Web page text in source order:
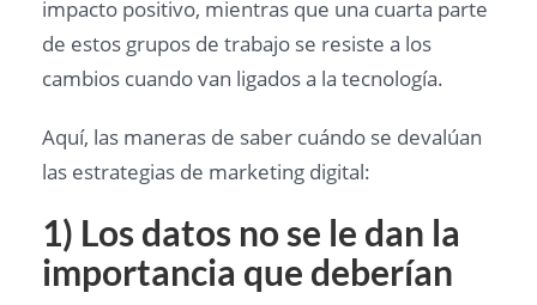
impacto positivo, mientras que una cuarta parte
de estos grupos de trabajo se resiste a los
cambios cuando van ligados a la tecnología.
Aquí, las maneras de saber cuándo se devalúan
las estrategias de marketing digital:
1) Los datos no se le dan la
importancia que deberían